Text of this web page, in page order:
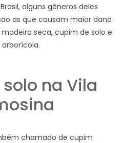
alguns gêneros deles
as que causam maior dano
seca, cupim de solo e
na Vila
chamado de cupim